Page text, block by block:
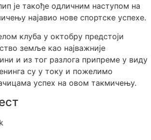
је такође одличним наступом на
најавио нове спортске успехе.
клуба у октобру предстоји
земље као најважније
и из тог разлога припреме у виду
су у току и пожелимо
успех на овом такмичењу.